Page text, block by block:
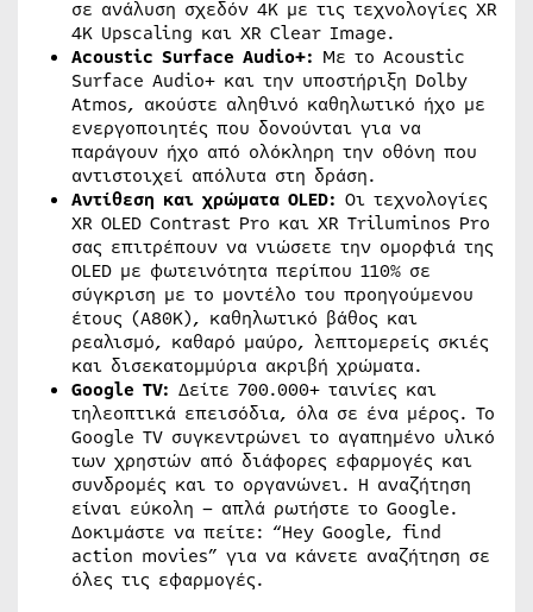
σε ανάλυση σχεδόν 4Κ με τις τεχνολογίες XR
4K Upscaling και XR Clear Image.
Acoustic Surface Audio+: Με το Acoustic
Surface Audio+ και την υποστήριξη Dolby
Atmos, ακούστε αληθινό καθηλωτικό ήχο με
ενεργοποιητές που δονούνται για να
παράγουν ήχο από ολόκληρη την οθόνη που
αντιστοιχεί απόλυτα στη δράση.
Αντίθεση και χρώματα OLED: Οι τεχνολογίες
XR OLED Contrast Pro και XR Triluminos Pro
σας επιτρέπουν να νιώσετε την ομορφιά της
OLED με φωτεινότητα περίπου 110% σε
σύγκριση με το μοντέλο του προηγούμενου
έτους (A80K), καθηλωτικό βάθος και
ρεαλισμό, καθαρό μαύρο, λεπτομερείς σκιές
και δισεκατομμύρια ακριβή χρώματα.
Google TV: Δείτε 700.000+ ταινίες και
τηλεοπτικά επεισόδια, όλα σε ένα μέρος. Το
Google TV συγκεντρώνει το αγαπημένο υλικό
των χρηστών από διάφορες εφαρμογές και
συνδρομές και το οργανώνει. Η αναζήτηση
είναι εύκολη – απλά ρωτήστε το Google.
Δοκιμάστε να πείτε: “Hey Google, find
action movies” για να κάνετε αναζήτηση σε
όλες τις εφαρμογές.